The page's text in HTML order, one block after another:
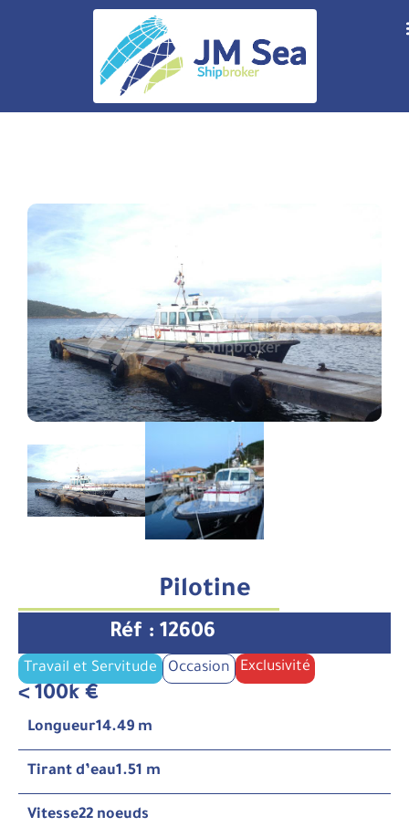
Pilotine
Réf : 12606
Travail et Servitude Occasion Exclusivité
< 100k €
Longueur14.49 m
Tirant d’eau1.51 m
Vitesse22 noeuds